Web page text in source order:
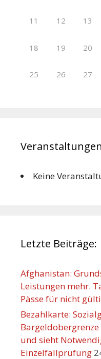
11 12 13
18 19 20
25 26 27
Veranstaltungen
Keine
Letzte Beiträge:
Afghanistan:
Leistungen mehr.
Pässe für nicht
Bezahlkarte:
und sieht
Einzelfallprüfung